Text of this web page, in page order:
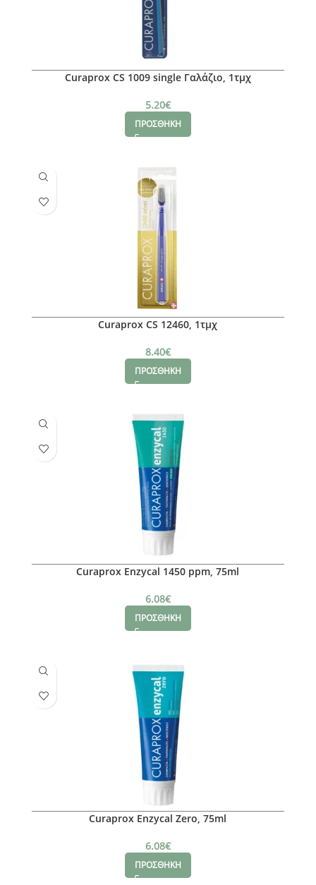
Curaprox CS 1009 single Γαλάζιο, 1τμχ
5.20€
ΠΡΟΣΘΗΚΗ
Curaprox CS 12460, 1τμχ
8.40€
ΠΡΟΣΘΗΚΗ
Curaprox Enzycal 1450 ppm, 75ml
6.08€
ΠΡΟΣΘΗΚΗ
Curaprox Enzycal Zero, 75ml
6.08€
ΠΡΟΣΘΗΚΗ